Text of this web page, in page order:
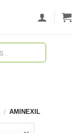
/ AMINEXIL